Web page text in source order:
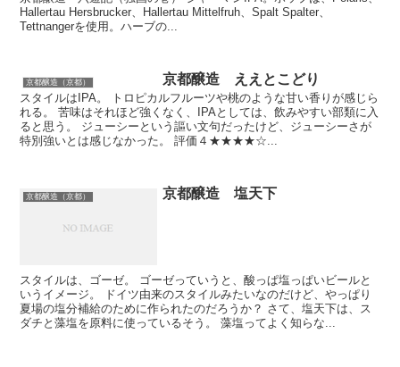
Hallertau Hersbrucker、Hallertau Mittelfruh、Spalt Spalter、
Tettnangerを使用。ハーブの...
京都醸造（京都） 京都醸造 ええとこどり
スタイルはIPA。 トロピカルフルーツや桃のような甘い香りが感じら
れる。 苦味はそれほど強くなく、IPAとしては、飲みやすい部類に入
ると思う。 ジューシーという謳い文句だったけど、ジューシーさが
特別強いとは感じなかった。 評価４★★★★☆...
京都醸造（京都） 京都醸造 塩天下
スタイルは、ゴーゼ。 ゴーゼっていうと、酸っぱ塩っぱいビールと
いうイメージ。 ドイツ由来のスタイルみたいなのだけど、やっぱり
夏場の塩分補給のために作られたのだろうか？ さて、塩天下は、ス
ダチと藻塩を原料に使っているそう。 藻塩ってよく知らな...